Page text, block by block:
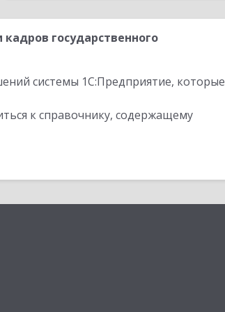
государственного
системы 1С:Предприятие, которые
к справочнику, содержащему